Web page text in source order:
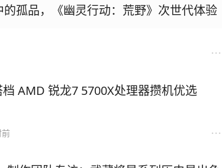
孤品，《幽灵行动：荒野》次世代体验
AMD 锐龙7 5700X处理器攒机优选